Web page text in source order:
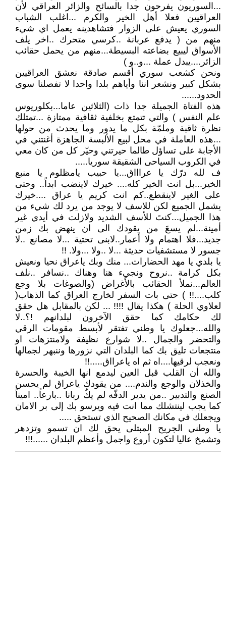
...السوريون يفرحون جدا بالسائح والزائر العراقي لأن
العراقيين فعلا أهل الخير والكرم ...اغلب الشباب
السوري يعيش على الزوار فتشاهدينه يعمل اي شيء
منهم من ( يدفع عربانة ..كرسي متحرك ..اخر يلف
الأسواق ليبيع بضاعته البسيطة...منهم من يحمل حقائب
الزائر....يبدل عملة ...و..و )
ونحن كشعب سوري أقسم صادقة نعشق العراقيين
بشكل كبير ونشعر اننا وأياهم بلدا واحدا لا تفصلنا سوى
الحدود......
هذه الفتاة الجميلة جدا ذات (الثلاثين عاما...بكلوريوس
علم النفس ) والتي تتمتع بخلفية ثقافية ممتازة ...تمتلك
نظرة ثاقبة وملمّة بكل ما يدور وما يحدث من حولها
...هذه العاملة في محل لبيع الألبسة الجاهزة أغنتني في
الأجابة على تساؤل طالما حيرتني وحيّر كل من كان معي
في الكروب السياحى الشقيقة سوريا.....
ف لله درّك يا عراااق...يا حبيب يامظلوم يا منبع
الخير...بل انت الخير كله.... خيرك لاينضب ابداً.. وحتى
على الغير لاينقطع..كم انت كريم يا عراق ....خيرك
يشمل الجميع لكن للاسف لا يوجد من يرد لك شيء من
هذا الجميل...كنتَ للأسف الشديد ولازلت في أيدي غير
أمينة...لم يسعَ من يقودك الى ان ينهض بك زمن
جديد...فلا اهتمام ولا أعمار..لابنى تحتية ...لا مصانع ..لا
جسور لا مستشفيات حديثة ...لا ..ولا ...ولا. !!
يا بلدي يا مهد الحضارات... منك وبك ياعراق نحيا ونعيش
بكل كرامة ..نروح ونجيء هنا وهناك ..نسافر ..نلف
العالم...نملأ الحقائب بالأغراض (والصوغات بلا وجع
كلب....!! ) حتى بات السفر لخارج العراق كما الذهاب(
لعلاوي الحلة ) هكذا يقال !!!! ... لكن بالمقابل هل حقق
لك حكامك كما حقق الآخرون لبلدانهم !؟..لا
والله...جعلوك يا وطني تفتقر لأبسط مقومات الرقي
والتحضر والجمال ..لا شوارع نظيفة ولامنتزهات او
منتجعات تليق بك كما البلدان التي نزورها وننبهر لجمالها
ونعجب لرقيها....اه ثم اه ياعرااق.....!!
والله أن القلب قبل العين ليدمع انها الخيبة والحسرة
والخذلان والوجع والندم.... من يقودك ياعراق لم يحسن
الصنع والتدبير ..من يدير الدفّه لم يكُ ربانا ..بارعاً.. اميناً
كما يجب لينتشلك مما انت فيه ويرسو بك إلى بر الامان
ويجعلك في مكانك الصحيح الذي تستحق .....
يا وطني الجريح المبتلى يحق لك ان تسمو وتزدهر
وتشمخ عاليا لتكون أروع واجمل وأعظم البلدان ......!!!